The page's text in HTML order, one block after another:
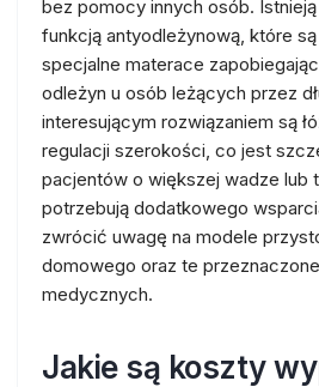
bez pomocy innych osób. Istnieją
funkcją antyodleżynową, które
specjalne materace
odleżyn u osób leżących przez
interesującym rozwiązaniem są
regulacji szerokości, co jest
pacjentów o większej wadze lub
potrzebują dodatkowego
zwrócić uwagę na modele
domowego oraz te
medycznych.
Jakie są koszty